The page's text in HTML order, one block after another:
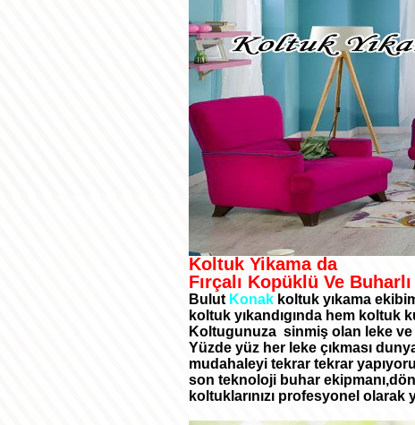
Koltuk Yikama da
Fırçalı Kopüklü Ve Buharlı
Bulut Konakkoltuk yıkama
koltuk yıkandıgında hem
Koltugunuza sinmiş olan leke ve
Yüzde yüz her leke çıkması
mudahaleyi tekrar tekrar
son teknoloji buhar
koltuklarınızı profesyonel olarak